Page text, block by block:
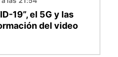
19”, el 5G y las
del video